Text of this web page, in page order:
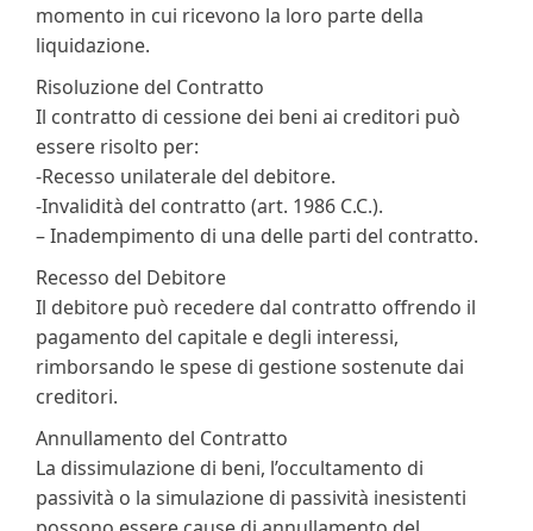
momento in cui ricevono la loro parte della
liquidazione.
Risoluzione del Contratto
Il contratto di cessione dei beni ai creditori può
essere risolto per:
-Recesso unilaterale del debitore.
-Invalidità del contratto (art. 1986 C.C.).
– Inadempimento di una delle parti del contratto.
Recesso del Debitore
Il debitore può recedere dal contratto offrendo il
pagamento del capitale e degli interessi,
rimborsando le spese di gestione sostenute dai
creditori.
Annullamento del Contratto
La dissimulazione di beni, l’occultamento di
passività o la simulazione di passività inesistenti